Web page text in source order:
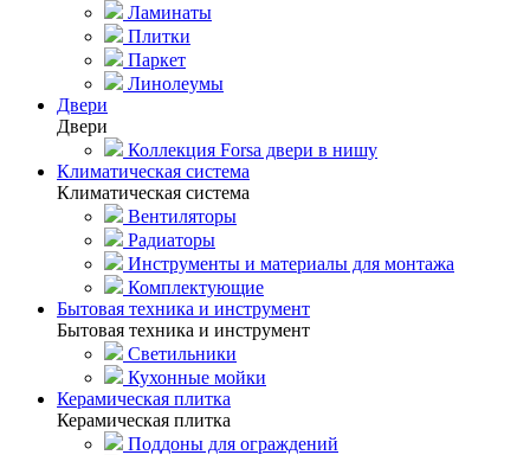
Ламинаты
Плитки
Паркет
Линолеумы
Двери
Двери
Коллекция Forsa двери в нишу
Климатическая система
Климатическая система
Вентиляторы
Радиаторы
Инструменты и материалы для монтажа
Комплектующие
Бытовая техника и инструмент
Бытовая техника и инструмент
Светильники
Кухонные мойки
Керамическая плитка
Керамическая плитка
Поддоны для ограждений